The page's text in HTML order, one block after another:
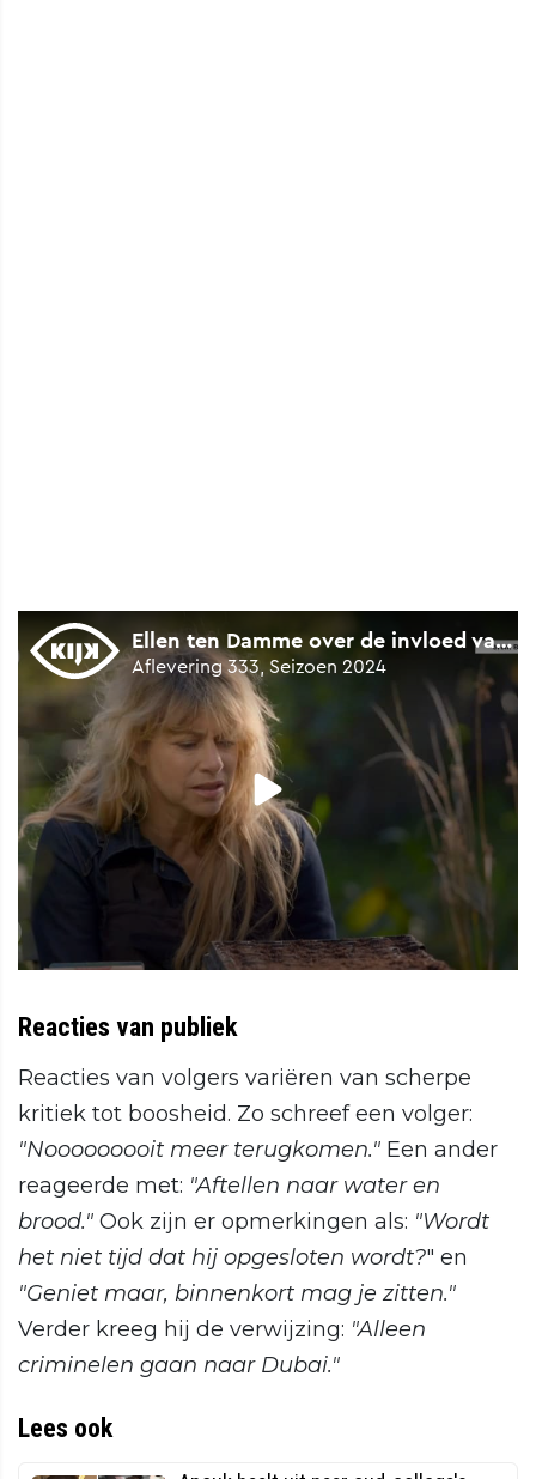
Reacties van publiek
Reacties van volgers variëren van scherpe
kritiek tot boosheid. Zo schreef een volger:
"Nooooooooit meer terugkomen." Een ander
reageerde met: "Aftellen naar water en
brood." Ook zijn er opmerkingen als: "Wordt
het niet tijd dat hij opgesloten wordt?" en
"Geniet maar, binnenkort mag je zitten."
Verder kreeg hij de verwijzing: "Alleen
criminelen gaan naar Dubai."
Lees ook